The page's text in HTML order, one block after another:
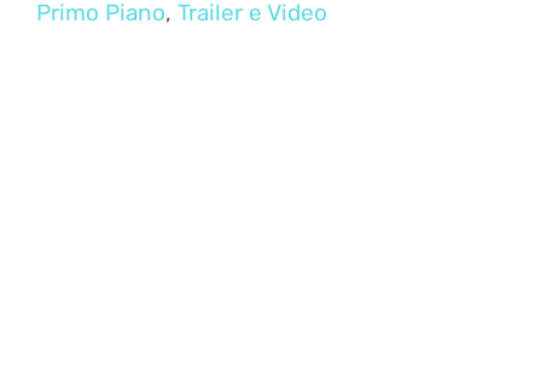
Primo Piano, Trailer e Video